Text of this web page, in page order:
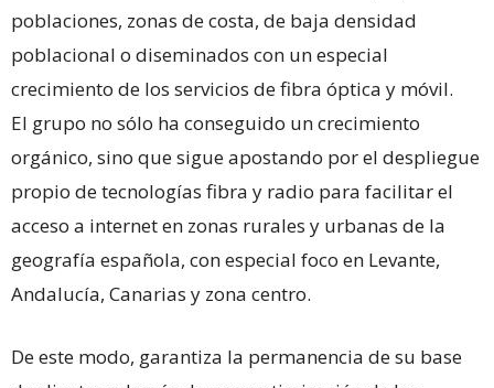
poblaciones, zonas de costa, de baja densidad
poblacional o diseminados con un especial
crecimiento de los servicios de fibra óptica y móvil.
El grupo no sólo ha conseguido un crecimiento
orgánico, sino que sigue apostando por el despliegue
propio de tecnologías fibra y radio para facilitar el
acceso a internet en zonas rurales y urbanas de la
geografía española, con especial foco en Levante,
Andalucía, Canarias y zona centro.
De este modo, garantiza la permanencia de su base